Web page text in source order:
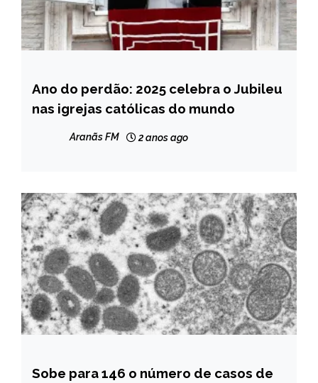
NOTÍCIAS
Ano do perdão: 2025 celebra o Jubileu
nas igrejas católicas do mundo
Aranãs FM 2 anos ago
MINAS
Sobe para 146 o número de casos de